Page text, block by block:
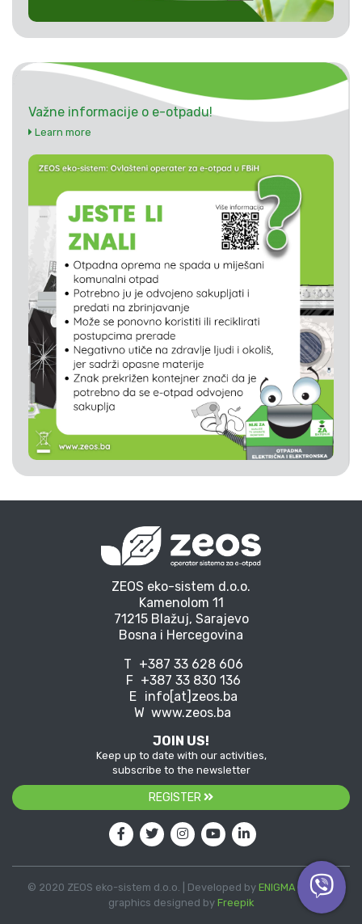
Važne informacije o e-otpadu!
Learn more
ZEOS eko-sistem d.o.o.
Kamenolom 11
71215 Blažuj, Sarajevo
Bosna i Hercegovina
T +387 33 628 606
F +387 33 830 136
E info[at]zeos.ba
W www.zeos.ba
JOIN US!
Keep up to date with our activities,
subscribe to the newsletter
REGISTER
© 2020 ZEOS eko-sistem d.o.o. | Developed by ENIGMA| Vector
graphics designed by Freepik